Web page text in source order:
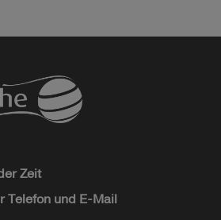
Zeit
Telefon und E-Mail